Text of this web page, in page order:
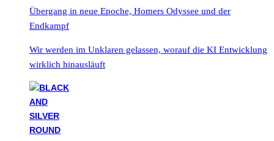
Übergang in neue Epoche, Homers Odyssee und der
Endkampf
Wir werden im Unklaren gelassen, worauf die KI Entwicklung
wirklich hinausläuft